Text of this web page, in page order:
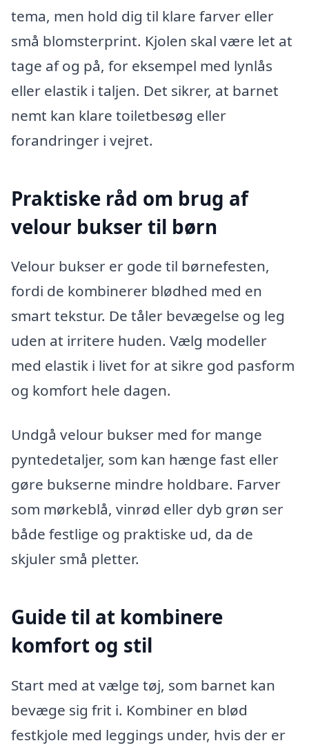
tema, men hold dig til klare farver eller
små blomsterprint. Kjolen skal være let at
tage af og på, for eksempel med lynlås
eller elastik i taljen. Det sikrer, at barnet
nemt kan klare toiletbesøg eller
forandringer i vejret.
Praktiske råd om brug af
velour bukser til børn
Velour bukser er gode til børnefesten,
fordi de kombinerer blødhed med en
smart tekstur. De tåler bevægelse og leg
uden at irritere huden. Vælg modeller
med elastik i livet for at sikre god pasform
og komfort hele dagen.
Undgå velour bukser med for mange
pyntedetaljer, som kan hænge fast eller
gøre bukserne mindre holdbare. Farver
som mørkeblå, vinrød eller dyb grøn ser
både festlige og praktiske ud, da de
skjuler små pletter.
Guide til at kombinere
komfort og stil
Start med at vælge tøj, som barnet kan
bevæge sig frit i. Kombiner en blød
festkjole med leggings under, hvis der er